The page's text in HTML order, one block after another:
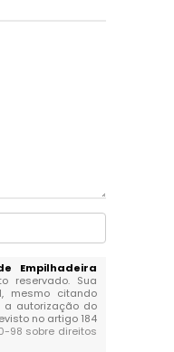
Empilhadeira
reservado. Sua
mesmo citando
a autorização do
no artigo 184
98 sobre direitos